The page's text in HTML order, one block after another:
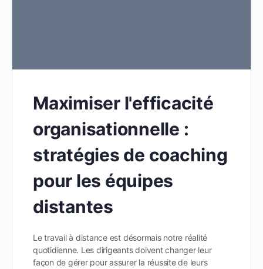
Maximiser l'efficacité
organisationnelle :
stratégies de coaching
pour les équipes
distantes
Le travail à distance est désormais notre réalité
quotidienne. Les dirigeants doivent changer leur
façon de gérer pour assurer la réussite de leurs